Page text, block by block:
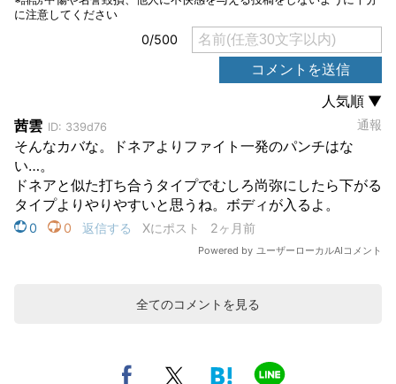
全てのコメントを見る